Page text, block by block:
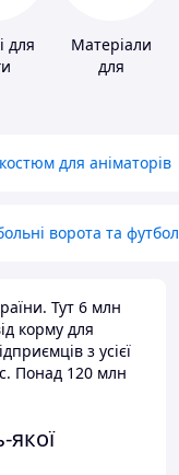
для
Матеріали
для
для аніматорів
ворота та
Тут 6 млн
корму для
з усієї
Понад 120 млн